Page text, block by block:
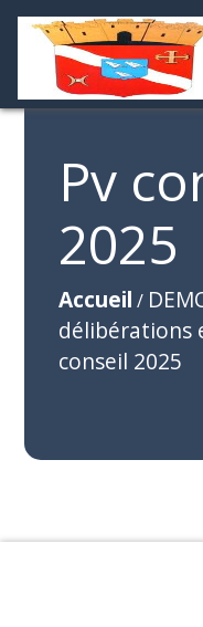
Pv
2025
Accueil /
délibérations
conseil 2025